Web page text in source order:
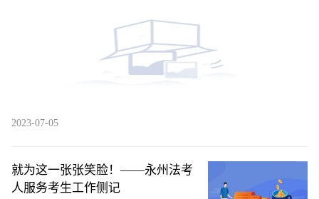
2023-07-05
就为这一张张笑脸！——永州法考
人服务考生工作侧记